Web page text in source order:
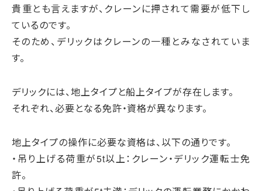
貴重とも言えますが、クレーンに押されて需要が低下し
ているのです。
そのため、デリックはクレーンの一種とみなされていま
す。
デリックには、地上タイプと船上タイプが存在します。
それぞれ、必要となる免許・資格が異なります。
地上タイプの操作に必要な資格は、以下の通りです。
・吊り上げる荷重が5t以上：クレーン・デリック運転士免
許。